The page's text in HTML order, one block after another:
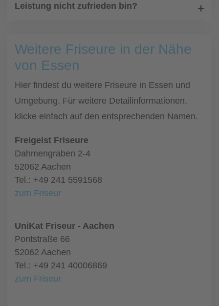
Leistung nicht zufrieden bin?
Weitere Friseure in der Nähe
von Essen
Hier findest du weitere Friseure in Essen und
Umgebung. Für weitere Detailinformationen,
klicke einfach auf den entsprechenden Namen.
Freigeist Friseure
Dahmengraben 2-4
52062 Aachen
Tel.: +49 241 5591568
zum Friseur
UniKat Friseur - Aachen
Pontstraße 66
52062 Aachen
Tel.: +49 241 40006869
zum Friseur